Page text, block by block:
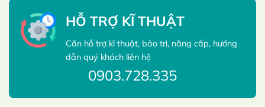
HỖ TRỢ KĨ THUẬT
Cần hỗ trợ kĩ thuật, bảo trì, nâng cấp, hướng
dẫn quý khách liên hệ
0903.728.335